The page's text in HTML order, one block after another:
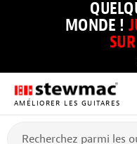
MONDE !
AMÉLIORER LES GUITARES